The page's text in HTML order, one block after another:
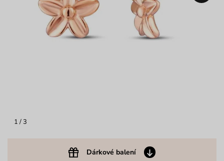
1 / 3
Dárkové balení